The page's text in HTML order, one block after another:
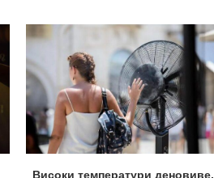
Високи температури деновиве,